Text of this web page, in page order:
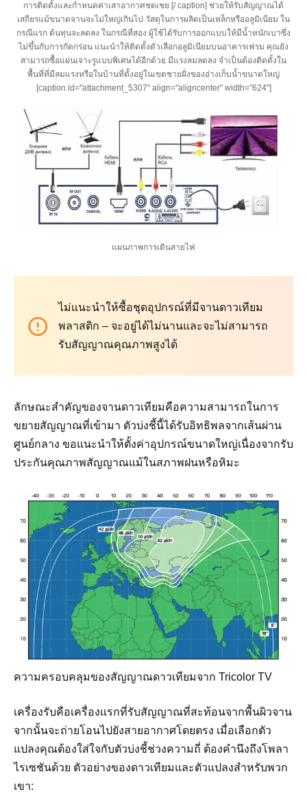
การติดตั้งและกำหนดค่าเสาอากาศชดเชย [/ caption] ช่วยให้รับสัญญาณได้
เสถียรแม้ขนาดจานจะไม่ใหญ่เกินไป วัสดุในการผลิตเป็นเหล็กหรืออลูมิเนียม ใน
กรณีแรก ต้นทุนจะลดลง ในกรณีที่สอง ผู้ใช้ได้รับการออกแบบให้มีน้ำหนักเบาซึ่ง
ไม่ขึ้นกับการกัดกร่อน แนะนำให้ติดตั้งตัวเลือกอลูมิเนียมบนอาคารเฟรม คุณยัง
สามารถซื้อแผ่นเจาะรูแบบพิเศษได้อีกด้วย มีแรงลมลดลง จำเป็นต้องติดตั้งใน
พื้นที่ที่มีลมแรงหรือในบ้านที่ตั้งอยู่ในเขตชายฝั่งของอ่างเก็บน้ำขนาดใหญ่
[caption id="attachment_5307" align="aligncenter" width="624"]
แผนภาพการเดินสายไฟ
ไม่แนะนำให้ซื้อชุดอุปกรณ์ที่มีจานดาวเทียม
พลาสติก – จะอยู่ได้ไม่นานและจะไม่สามารถ
รับสัญญาณคุณภาพสูงได้
ลักษณะสำคัญของจานดาวเทียมคือความสามารถในการ
ขยายสัญญาณที่เข้ามา ตัวบ่งชี้นี้ได้รับอิทธิพลจากเส้นผ่าน
ศูนย์กลาง ขอแนะนำให้ตั้งค่าอุปกรณ์ขนาดใหญ่เนื่องจากรับ
ประกันคุณภาพสัญญาณแม้ในสภาพฝนหรือหิมะ
ความครอบคลุมของสัญญาณดาวเทียมจาก Tricolor TV
เครื่องรับคือเครื่องแรกที่รับสัญญาณที่สะท้อนจากพื้นผิวจาน
จากนั้นจะถ่ายโอนไปยังสายอากาศโดยตรง เมื่อเลือกตัว
แปลงคุณต้องใส่ใจกับตัวบ่งชี้ช่วงความถี่ ต้องคำนึงถึงโพลา
ไรเซชันด้วย ตัวอย่างของดาวเทียมและตัวแปลงสำหรับพวก
เขา: